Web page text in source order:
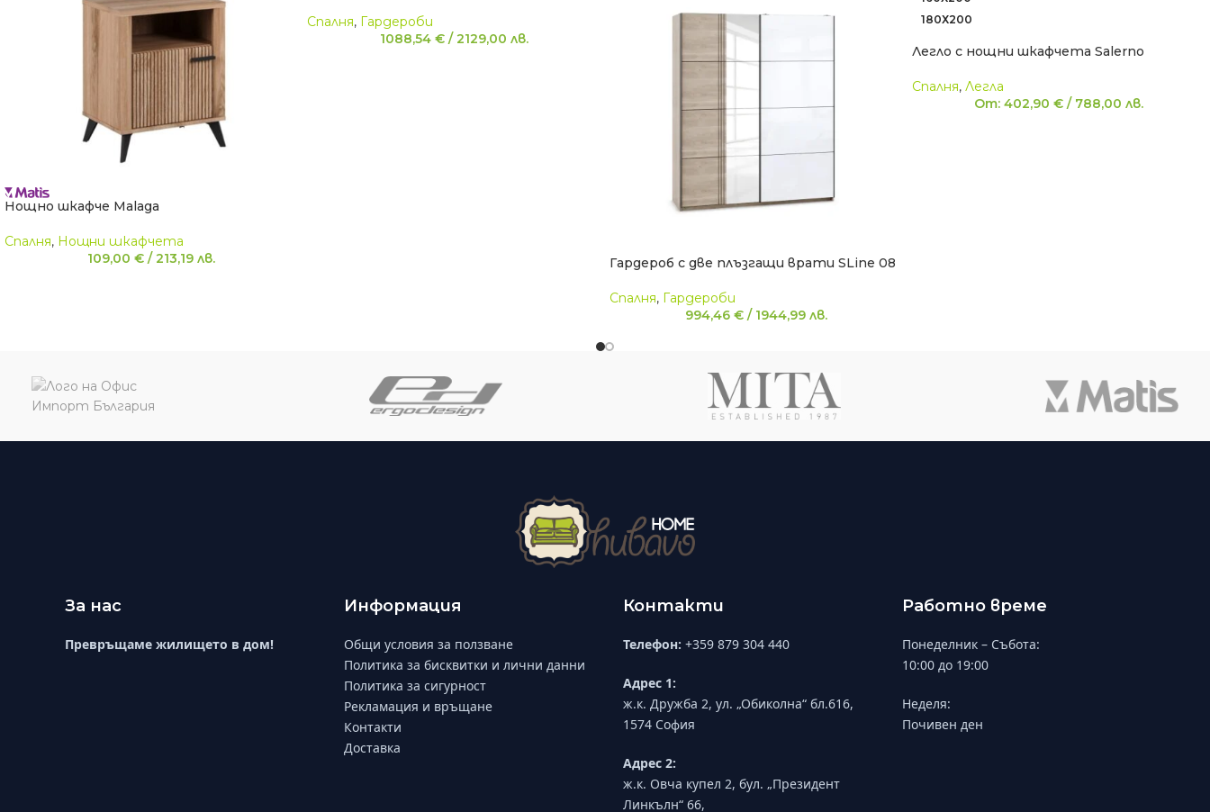
Нощно шкафче Malaga
Спалня, Нощни шкафчета
109,00 € /213,19 лв.
Спалня, Гардероби
1088,54 € /2129,00 лв.
Гардероб с две плъзгащи врати SLine 08
Спалня, Гардероби
994,46 € / 1944,99 лв.
180Х200
Легло с нощни шкафчета Salerno
Спалня, Легла
От: 402,90 € / 788,00 лв.
За нас
Превръщаме жилището в дом!
Информация
Общи условия за ползване
Политика за бисквитки и лични данни
Политика за сигурност
Рекламация и връщане
Контакти
Доставка
Контакти
Телефон: +359 879 304 440
Адрес 1:
ж.к. Дружба 2, ул. „Обиколна“ бл.616,
1574 София
Адрес 2:
ж.к. Овча купел 2, бул. „Президент
Линкълн“ 66,
Работно време
Понеделник – Събота:
10:00 до 19:00
Неделя:
Почивен ден